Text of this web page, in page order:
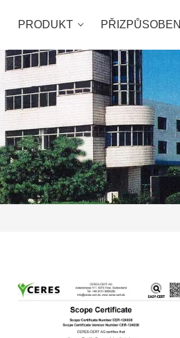
PRODUKT PŘIZPŮSOBENÍ